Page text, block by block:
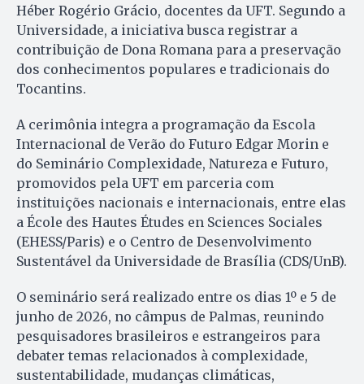
Héber Rogério Grácio, docentes da UFT. Segundo a
Universidade, a iniciativa busca registrar a
contribuição de Dona Romana para a preservação
dos conhecimentos populares e tradicionais do
Tocantins.
A cerimônia integra a programação da Escola
Internacional de Verão do Futuro Edgar Morin e
do Seminário Complexidade, Natureza e Futuro,
promovidos pela UFT em parceria com
instituições nacionais e internacionais, entre elas
a École des Hautes Études en Sciences Sociales
(EHESS/Paris) e o Centro de Desenvolvimento
Sustentável da Universidade de Brasília (CDS/UnB).
O seminário será realizado entre os dias 1º e 5 de
junho de 2026, no câmpus de Palmas, reunindo
pesquisadores brasileiros e estrangeiros para
debater temas relacionados à complexidade,
sustentabilidade, mudanças climáticas,